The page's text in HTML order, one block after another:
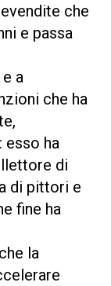
che
e passa
a
che ha
esso ha
di
di pittori e
fine ha
la